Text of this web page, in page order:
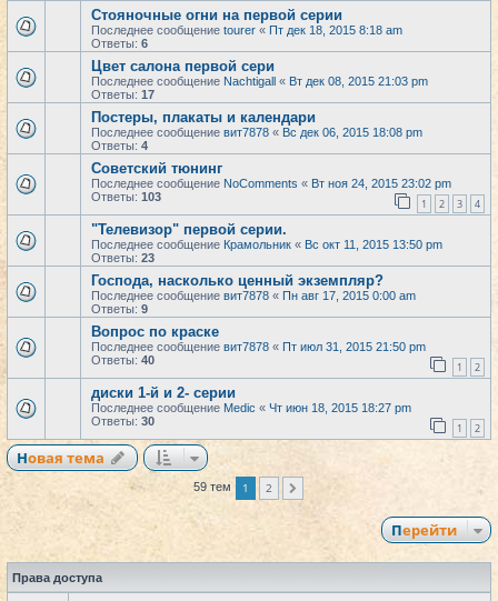
Стояночные огни на первой серии
Последнее сообщение tourer « Пт дек 18, 2015 8:18 am
Ответы: 6
Цвет салона первой сери
Последнее сообщение Nachtigall « Вт дек 08, 2015 21:03 pm
Ответы: 17
Постеры, плакаты и календари
Последнее сообщение вит7878 « Вс дек 06, 2015 18:08 pm
Ответы: 4
Советский тюнинг
Последнее сообщение NoComments « Вт ноя 24, 2015 23:02 pm
Ответы: 103 1 2 3 4
"Телевизор" первой серии.
Последнее сообщение Крамольник « Вс окт 11, 2015 13:50 pm
Ответы: 23
Господа, насколько ценный экземпляр?
Последнее сообщение вит7878 « Пн авг 17, 2015 0:00 am
Ответы: 9
Вопрос по краске
Последнее сообщение вит7878 « Пт июл 31, 2015 21:50 pm
Ответы: 40 1 2
диски 1-й и 2- серии
Последнее сообщение Medic « Чт июн 18, 2015 18:27 pm
Ответы: 30 1 2
Новая тема
59 тем 1 2
Перейти
Права доступа